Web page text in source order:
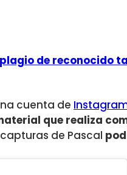
de reconocido
cuenta de
que realiza
de Pascal